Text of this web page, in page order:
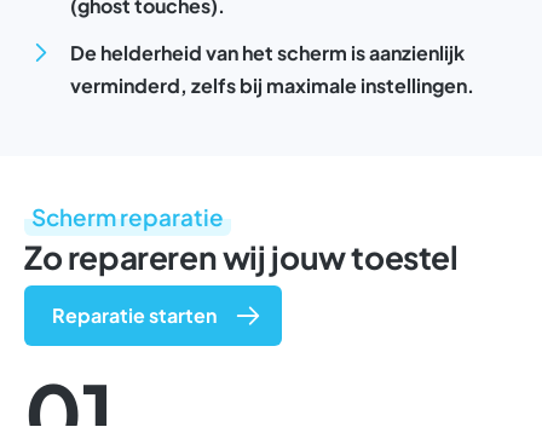
(ghost touches).
De helderheid van het scherm is aanzienlijk
verminderd, zelfs bij maximale instellingen.
Scherm reparatie
Zo repareren wij jouw toestel
Reparatie starten